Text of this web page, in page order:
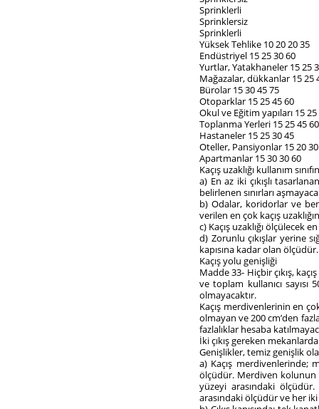
Sprinklerli
Sprinklersiz
Sprinklerli
Yüksek Tehlike 10 20 20 35
Endüstriyel 15 25 30 60
Yurtlar, Yatakhaneler 15 25
Mağazalar, dükkanlar 15 25
Bürolar 15 30 45 75
Otoparklar 15 25 45 60
Okul ve Eğitim yapıları 15
Toplanma Yerleri 15 25 45 60
Hastaneler 15 25 30 45
Oteller, Pansiyonlar 15 20
Apartmanlar 15 30 30 60
Kaçış uzaklığı kullanım
a) En az iki çıkışlı
belirlenen sınırları
b) Odalar, koridorlar ve
verilen en çok kaçış
c) Kaçış uzaklığı ölçülecek
d) Zorunlu çıkışlar yerine
kapısına kadar olan ölçüdür.
Kaçış yolu genişliği
Madde 33- Hiçbir çıkış,
ve toplam kullanıcı
olmayacaktır.
Kaçış merdivenlerinin en
olmayan ve 200 cm’den
fazlalıklar hesaba
İki çıkış gereken
Genişlikler, temiz genişlik
a) Kaçış merdivenlerinde;
ölçüdür. Merdiven kolunun
yüzeyi arasındaki
arasındaki ölçüdür ve her